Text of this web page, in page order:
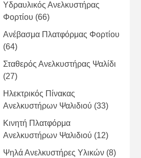
Υδραυλικός Ανελκυστήρας
Φορτίου (66)
Ανέβασμα Πλατφόρμας Φορτίου
(64)
Σταθερός Ανελκυστήρας Ψαλίδι
(27)
Ηλεκτρικός Πίνακας
Ανελκυστήρων Ψαλιδιού (33)
Κινητή Πλατφόρμα
Ανελκυστήρων Ψαλιδιού (12)
Ψηλά Ανελκυστήρες Υλικών (8)